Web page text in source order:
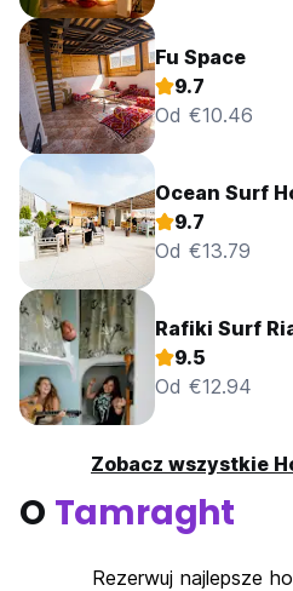
Fu Space
9.7
Od €10.46
Ocean Surf
9.7
Od €13.79
Rafiki Surf
9.5
Od €12.94
Zobacz wszystkie
O Tamraght
Rezerwuj najlepsze